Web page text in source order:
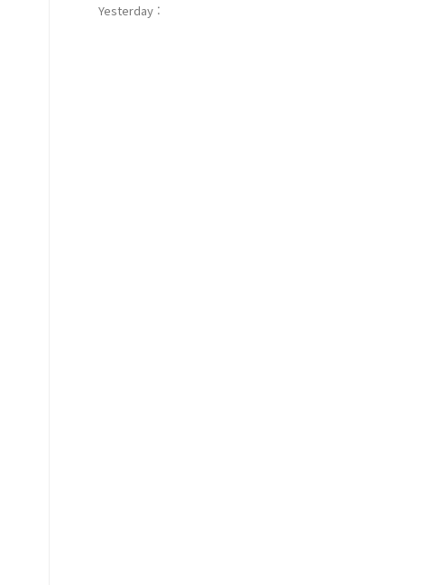
Yesterday :